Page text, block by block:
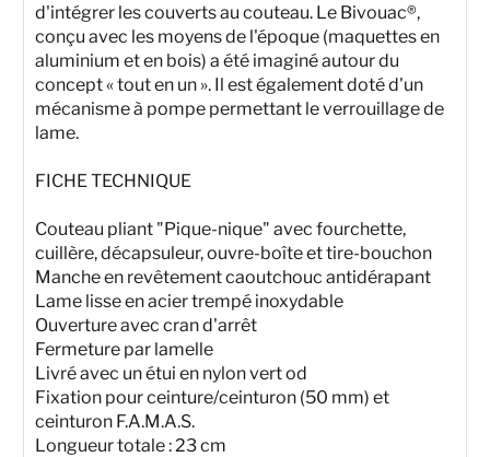
d'intégrer les couverts au couteau. Le Bivouac®,
conçu avec les moyens de l'époque (maquettes en
aluminium et en bois) a été imaginé autour du
concept « tout en un ». Il est également doté d'un
mécanisme à pompe permettant le verrouillage de
lame.
FICHE TECHNIQUE
Couteau pliant "Pique-nique" avec fourchette,
cuillère, décapsuleur, ouvre-boîte et tire-bouchon
Manche en revêtement caoutchouc antidérapant
Lame lisse en acier trempé inoxydable
Ouverture avec cran d'arrêt
Fermeture par lamelle
Livré avec un étui en nylon vert od
Fixation pour ceinture/ceinturon (50 mm) et
ceinturon F.A.M.A.S.
Longueur totale : 23 cm